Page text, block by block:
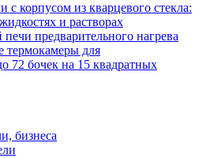
с корпусом из кварцевого стекла:
и растворах
предварительного нагрева
термокамеры для
72 бочек на 15 квадратных
бизнеса